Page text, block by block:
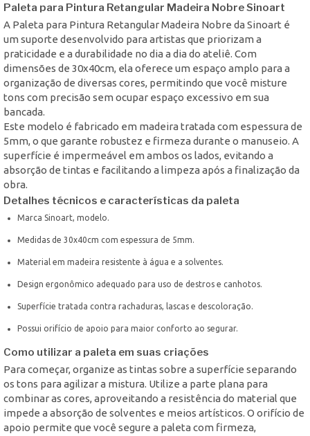
Paleta para Pintura Retangular Madeira Nobre Sinoart
A Paleta para Pintura Retangular Madeira Nobre da Sinoart é
um suporte desenvolvido para artistas que priorizam a
praticidade e a durabilidade no dia a dia do ateliê. Com
dimensões de 30x40cm, ela oferece um espaço amplo para a
organização de diversas cores, permitindo que você misture
tons com precisão sem ocupar espaço excessivo em sua
bancada.
Este modelo é fabricado em madeira tratada com espessura de
5mm, o que garante robustez e firmeza durante o manuseio. A
superfície é impermeável em ambos os lados, evitando a
absorção de tintas e facilitando a limpeza após a finalização da
obra.
Detalhes técnicos e características da paleta
Marca Sinoart, modelo.
Medidas de 30x40cm com espessura de 5mm.
Material em madeira resistente à água e a solventes.
Design ergonômico adequado para uso de destros e canhotos.
Superfície tratada contra rachaduras, lascas e descoloração.
Possui orifício de apoio para maior conforto ao segurar.
Como utilizar a paleta em suas criações
Para começar, organize as tintas sobre a superfície separando
os tons para agilizar a mistura. Utilize a parte plana para
combinar as cores, aproveitando a resistência do material que
impede a absorção de solventes e meios artísticos. O orifício de
apoio permite que você segure a paleta com firmeza,